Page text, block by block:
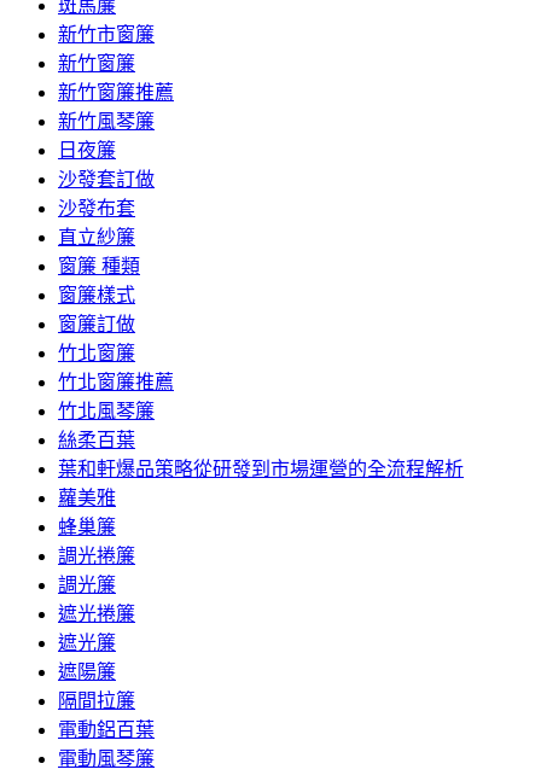
斑馬簾
新竹市窗簾
新竹窗簾
新竹窗簾推薦
新竹風琴簾
日夜簾
沙發套訂做
沙發布套
直立紗簾
窗簾 種類
窗簾樣式
窗簾訂做
竹北窗簾
竹北窗簾推薦
竹北風琴簾
絲柔百葉
葉和軒爆品策略從研發到市場運營的全流程解析
蘿美雅
蜂巢簾
調光捲簾
調光簾
遮光捲簾
遮光簾
遮陽簾
隔間拉簾
電動鋁百葉
電動風琴簾